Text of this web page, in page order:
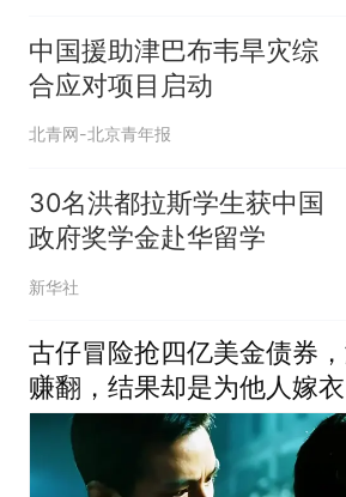
中国援助津巴布韦旱灾综
合应对项目启动
北青网-北京青年报
30名洪都拉斯学生获中国
政府奖学金赴华留学
新华社
古仔冒险抢四亿美金债券
赚翻，结果却是为他人嫁衣